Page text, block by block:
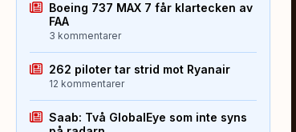
Boeing 737 MAX 7 får klartecken av
FAA
3 kommentarer
262 piloter tar strid mot Ryanair
12 kommentarer
Saab: Två GlobalEye som inte syns